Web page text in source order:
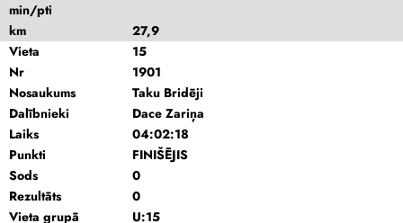
min/pti
km
27,9
Vieta
15
Nr
1901
Nosaukums
Taku Bridēji
Dalībnieki
Dace Zariņa
Laiks
04:02:18
Punkti
FINIŠĒJIS
Sods
0
Rezultāts
0
Vieta grupā
U:15